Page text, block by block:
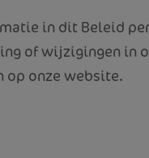
in dit Beleid
of wijzigingen in
op onze website.